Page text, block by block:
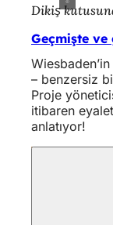
Dikiş
Geçmişte ve
– benzersiz
Proje
itibaren
anlatıyor!